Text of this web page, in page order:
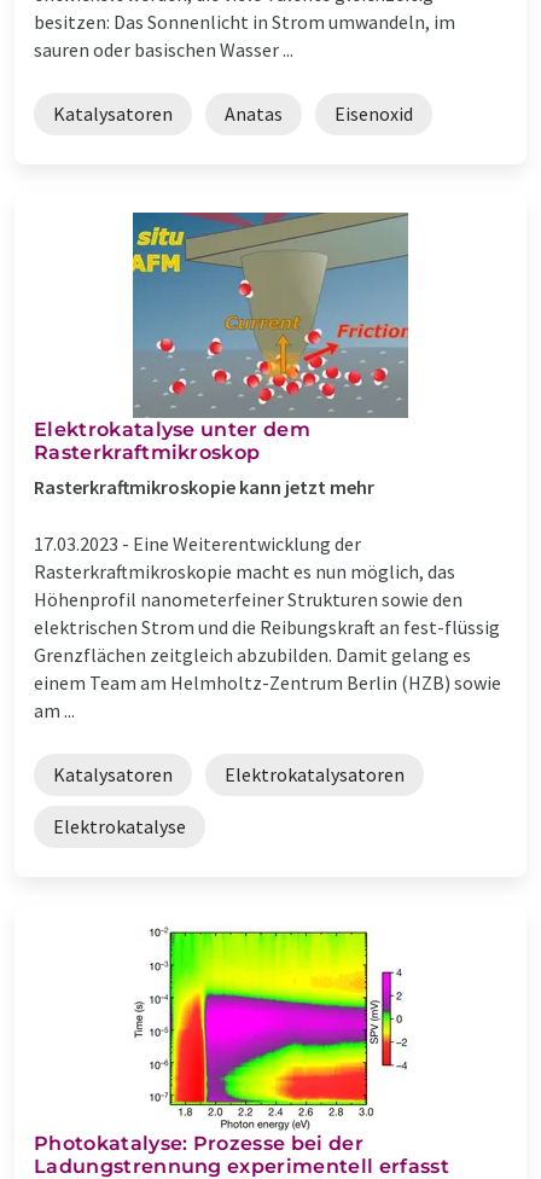
besitzen: Das Sonnenlicht in Strom umwandeln, im
sauren oder basischen Wasser ...
Katalysatoren Anatas Eisenoxid
Elektrokatalyse unter dem
Rasterkraftmikroskop
Rasterkraftmikroskopie kann jetzt mehr
17.03.2023 - Eine Weiterentwicklung der
Rasterkraftmikroskopie macht es nun möglich, das
Höhenprofil nanometerfeiner Strukturen sowie den
elektrischen Strom und die Reibungskraft an fest-flüssig
Grenzflächen zeitgleich abzubilden. Damit gelang es
einem Team am Helmholtz-Zentrum Berlin (HZB) sowie
am ...
Katalysatoren Elektrokatalysatoren
Elektrokatalyse
Photokatalyse: Prozesse bei der
Ladungstrennung experimentell erfasst